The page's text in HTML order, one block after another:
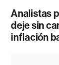
Analistas
deje sin
inflación